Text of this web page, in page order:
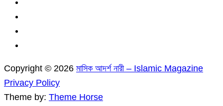
Copyright © 2026 মাসিক আদর্শ নারী – Islamic Magazine
Privacy Policy
Theme by: Theme Horse